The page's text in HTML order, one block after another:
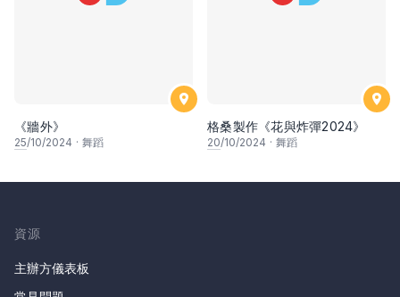
《牆外》
25/10/2024 · 舞蹈
格桑製作《花與炸彈2024》
20/10/2024 · 舞蹈
資源
主辦方儀表板